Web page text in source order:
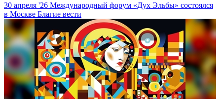
30 апреля '26 Международный форум «Дух Эльбы» состоялся
в Москве Благие вести